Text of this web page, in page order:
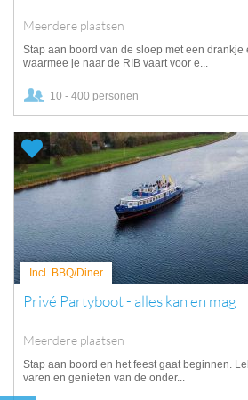
Meerdere plaatsen
Stap aan boord van de sloep met een drankje
waarmee je naar de RIB vaart voor e...
10 - 400 personen
Incl. BBQ/Diner
Privé Partyboot - alles kan en mag
Meerdere plaatsen
Stap aan boord en het feest gaat beginnen.
varen en genieten van de onder...